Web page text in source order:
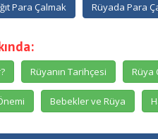
Para Çalmak Rüyada Para
Rüyanın Tarihçesi Rüya
Bebekler ve Rüya